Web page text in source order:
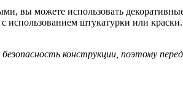
вы можете использовать
использованием штукатурки или
конструкции, поэтому